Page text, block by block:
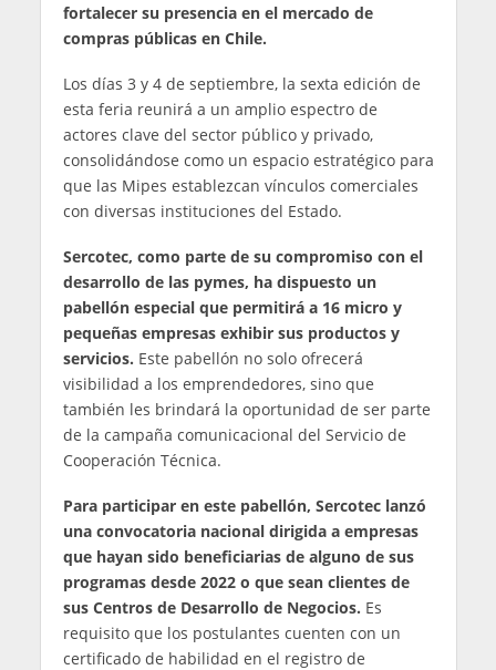
fortalecer su presencia en el mercado de
compras públicas en Chile.
Los días 3 y 4 de septiembre, la sexta edición de
esta feria reunirá a un amplio espectro de
actores clave del sector público y privado,
consolidándose como un espacio estratégico para
que las Mipes establezcan vínculos comerciales
con diversas instituciones del Estado.
Sercotec, como parte de su compromiso con el
desarrollo de las pymes, ha dispuesto un
pabellón especial que permitirá a 16 micro y
pequeñas empresas exhibir sus productos y
servicios. Este pabellón no solo ofrecerá
visibilidad a los emprendedores, sino que
también les brindará la oportunidad de ser parte
de la campaña comunicacional del Servicio de
Cooperación Técnica.
Para participar en este pabellón, Sercotec lanzó
una convocatoria nacional dirigida a empresas
que hayan sido beneficiarias de alguno de sus
programas desde 2022 o que sean clientes de
sus Centros de Desarrollo de Negocios. Es
requisito que los postulantes cuenten con un
certificado de habilidad en el registro de